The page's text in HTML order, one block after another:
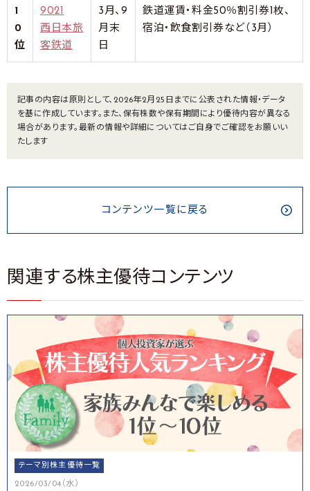
1
0
位
9021
西日本旅
客鉄道
3月、9
月末
日
鉄道運賃・料金50％割引券1枚、
宿泊・飲食割引券など（3月）
記事の内容は原則として、2026年2月25日までに公表された情報・データ
を基に作成しています。また、保有株数や保有期間により優待内容が異なる
場合があります。最新の情報や詳細についてはご自身でご確認をお願いい
たします
コンテンツ一覧に戻る
関連する株主優待コンテンツ
テーマ別株主優待一覧
2026/03/04（水）